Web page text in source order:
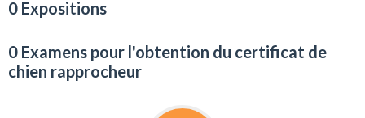
0 Expositions
0 Examens pour l'obtention du certificat de
chien rapprocheur